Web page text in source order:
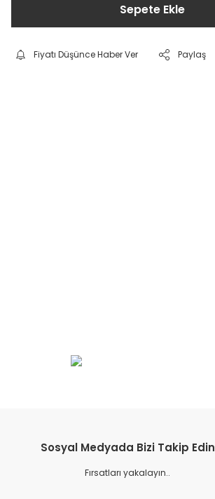
Sepete Ekle
Fiyatı Düşünce Haber Ver Paylaş
Sosyal Medyada Bizi Takip Edin
Fırsatları yakalayın..